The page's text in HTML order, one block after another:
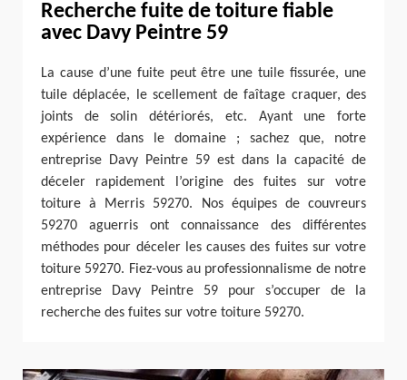
Recherche fuite de toiture fiable
avec Davy Peintre 59
La cause d’une fuite peut être une tuile fissurée, une
tuile déplacée, le scellement de faîtage craquer, des
joints de solin détériorés, etc. Ayant une forte
expérience dans le domaine ; sachez que, notre
entreprise Davy Peintre 59 est dans la capacité de
déceler rapidement l’origine des fuites sur votre
toiture à Merris 59270. Nos équipes de couvreurs
59270 aguerris ont connaissance des différentes
méthodes pour déceler les causes des fuites sur votre
toiture 59270. Fiez-vous au professionnalisme de notre
entreprise Davy Peintre 59 pour s’occuper de la
recherche des fuites sur votre toiture 59270.